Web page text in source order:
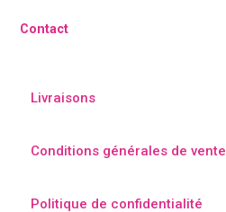
Contact
Livraisons
Conditions générales de vente
Politique de confidentialité